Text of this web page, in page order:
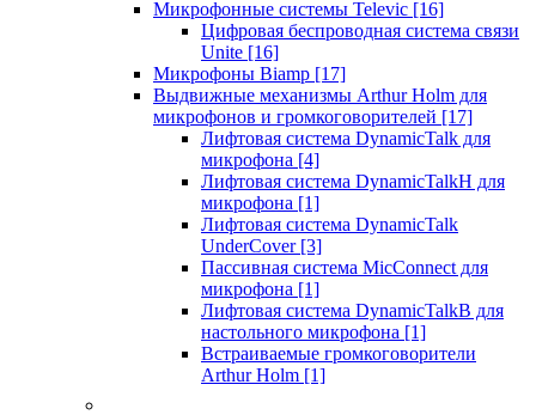
Микрофонные системы Televic [16]
Цифровая беспроводная система связи
Unite [16]
Микрофоны Biamp [17]
Выдвижные механизмы Arthur Holm для
микрофонов и громкоговорителей [17]
Лифтовая система DynamicTalk для
микрофона [4]
Лифтовая система DynamicTalkH для
микрофона [1]
Лифтовая система DynamicTalk
UnderCover [3]
Пассивная система MicConnect для
микрофона [1]
Лифтовая система DynamicTalkB для
настольного микрофона [1]
Встраиваемые громкоговорители
Arthur Holm [1]